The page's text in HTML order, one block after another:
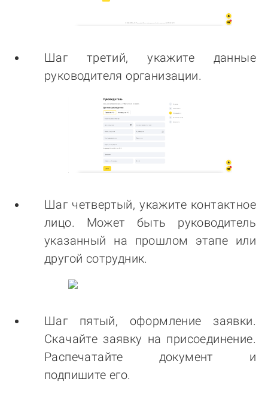
Шаг третий, укажите данные
руководителя организации.
Шаг четвертый, укажите контактное
лицо. Может быть руководитель
указанный на прошлом этапе или
другой сотрудник.
Шаг пятый, оформление заявки.
Скачайте заявку на присоединение.
Распечатайте документ и
подпишите его.